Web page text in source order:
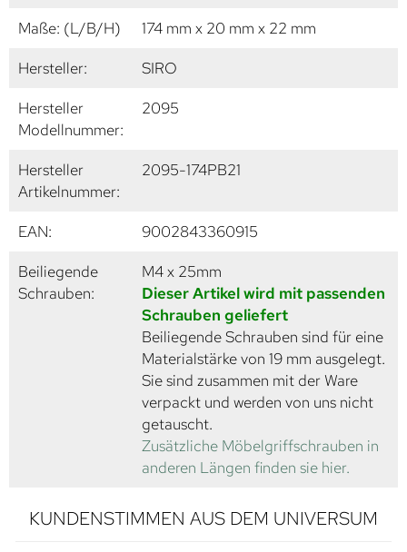
Maße: (L/B/H)
174 mm x 20 mm x 22 mm
Hersteller:
SIRO
Hersteller
Modellnummer:
2095
Hersteller
Artikelnummer:
2095-174PB21
EAN:
9002843360915
Beiliegende
Schrauben:
M4 x 25mm
Dieser Artikel wird mit passenden
Schrauben geliefert
Beiliegende Schrauben sind für eine
Materialstärke von 19 mm ausgelegt.
Sie sind zusammen mit der Ware
verpackt und werden von uns nicht
getauscht.
Zusätzliche Möbelgriffschrauben in
anderen Längen finden sie hier.
KUNDENSTIMMEN AUS DEM UNIVERSUM